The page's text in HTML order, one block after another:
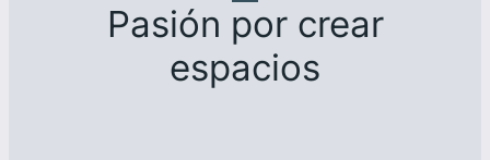
Pasión por crear
espacios